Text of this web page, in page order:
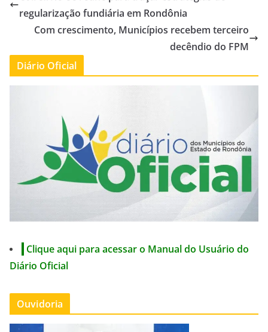
regularização fundiária em Rondônia
Com crescimento, Municípios recebem terceiro
decêndio do FPM
Diário Oficial
Clique aqui para acessar o Manual do Usuário do
Diário Oficial
Ouvidoria